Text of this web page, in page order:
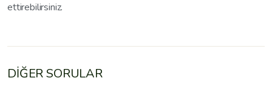
ettirebilirsiniz.
DİĞER SORULAR